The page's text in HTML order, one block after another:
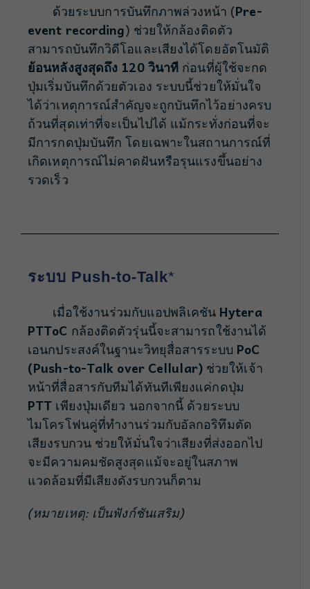
ด้วยระบบการบันทึกภาพล่วงหน้า (Pre-
event recording) ช่วยให้กล้องติดตัว
สามารถบันทึกวิดีโอและเสียงได้โดยอัตโนมัติ
ย้อนหลังสูงสุดถึง 120 วินาที ก่อนที่ผู้ใช้จะกด
ปุ่มเริ่มบันทึกด้วยตัวเอง ระบบนี้ช่วยให้มั่นใจ
ได้ว่าเหตุการณ์สำคัญจะถูกบันทึกไว้อย่างครบ
ถ้วนที่สุดเท่าที่จะเป็นไปได้ แม้กระทั่งก่อนที่จะ
มีการกดปุ่มบันทึก โดยเฉพาะในสถานการณ์ที่
เกิดเหตุการณ์ไม่คาดฝันหรือรุนแรงขึ้นอย่าง
รวดเร็ว
ระบบ Push-to-Talk*
เมื่อใช้งานร่วมกับแอปพลิเคชัน Hytera
PTToC กล้องติดตัวรุ่นนี้จะสามารถใช้งานได้
เอนกประสงค์ในฐานะวิทยุสื่อสารระบบ PoC
(Push-to-Talk over Cellular)ช่วยให้เจ้า
หน้าที่สื่อสารกับทีมได้ทันทีเพียงแค่กดปุ่ม
PTT เพียงปุ่มเดียว นอกจากนี้ ด้วยระบบ
ไมโครโฟนคู่ที่ทำงานร่วมกับอัลกอริทึมตัด
เสียงรบกวน ช่วยให้มั่นใจว่าเสียงที่ส่งออกไป
จะมีความคมชัดสูงสุดแม้จะอยู่ในสภาพ
แวดล้อมที่มีเสียงดังรบกวนก็ตาม
(หมายเหตุ: เป็นฟังก์ชันเสริม)